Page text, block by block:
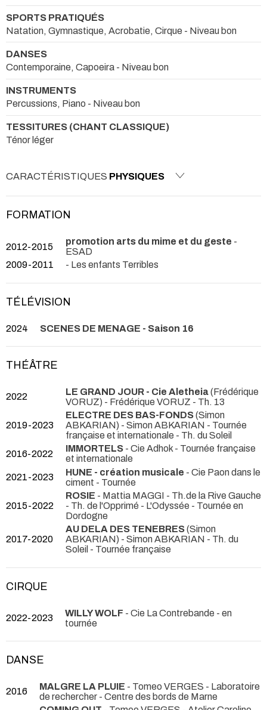
SPORTS PRATIQUÉS
Natation, Gymnastique, Acrobatie, Cirque - Niveau bon
DANSES
Contemporaine, Capoeira - Niveau bon
INSTRUMENTS
Percussions, Piano - Niveau bon
TESSITURES (CHANT CLASSIQUE)
Ténor léger
CARACTÉRISTIQUES PHYSIQUES
FORMATION
2012-2015 promotion arts du mime et du geste -
ESAD
2009-2011
- Les enfants Terribles
TÉLÉVISION
2024 SCENES DE MENAGE - Saison 16
THÉÂTRE
2022 LE GRAND JOUR - Cie Aletheia(Frédérique
VORUZ) - Frédérique VORUZ - Th. 13
2019-2023
ELECTRE DES BAS-FONDS(Simon
ABKARIAN) - Simon ABKARIAN - Tournée
française et internationale - Th. du Soleil
2016-2022
IMMORTELS - Cie Adhok - Tournée française
et internationale
2021-2023
HUNE - création musicale - Cie Paon dans le
ciment - Tournée
2015-2022
ROSIE - Mattia MAGGI - Th.de la Rive Gauche
- Th. de l'Opprimé - L'Odyssée - Tournée en
Dordogne
2017-2020
AU DELA DES TENEBRES(Simon
ABKARIAN) - Simon ABKARIAN - Th. du
Soleil - Tournée française
CIRQUE
2022-2023 WILLY WOLF - Cie La Contrebande - en
tournée
DANSE
2016 MALGRE LA PLUIE - Tomeo VERGES - Laboratoire
de rechercher - Centre des bords de Marne